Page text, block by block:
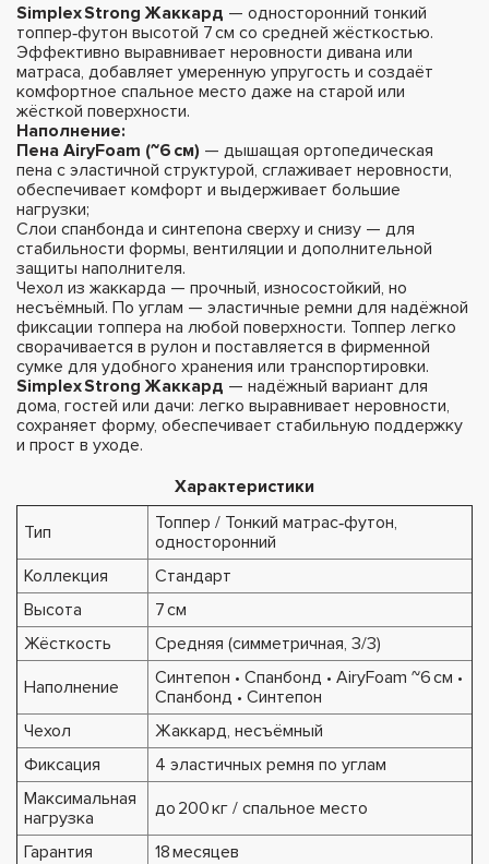
Simplex Strong Жаккард — односторонний тонкий
топпер‑футон высотой 7 см со средней жёсткостью.
Эффективно выравнивает неровности дивана или
матраса, добавляет умеренную упругость и создаёт
комфортное спальное место даже на старой или
жёсткой поверхности.
Наполнение:
Пена AiryFoam (~6 см) — дышащая ортопедическая
пена с эластичной структурой, сглаживает неровности,
обеспечивает комфорт и выдерживает большие
нагрузки;
Слои спанбонда и синтепона сверху и снизу — для
стабильности формы, вентиляции и дополнительной
защиты наполнителя.
Чехол из жаккарда — прочный, износостойкий, но
несъёмный. По углам — эластичные ремни для надёжной
фиксации топпера на любой поверхности. Топпер легко
сворачивается в рулон и поставляется в фирменной
сумке для удобного хранения или транспортировки.
Simplex Strong Жаккард — надёжный вариант для
дома, гостей или дачи: легко выравнивает неровности,
сохраняет форму, обеспечивает стабильную поддержку
и прост в уходе.
Характеристики
Тип
Топпер / Тонкий матрас‑футон,
односторонний
Коллекция
Стандарт
Высота
7 см
Жёсткость
Средняя (симметричная, 3/3)
Наполнение
Синтепон • Спанбонд • AiryFoam ~6 см •
Спанбонд • Синтепон
Чехол
Жаккард, несъёмный
Фиксация
4 эластичных ремня по углам
Максимальная
нагрузка
до 200 кг / спальное место
Гарантия
18 месяцев